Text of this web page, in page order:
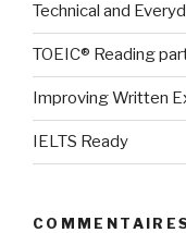
Technical and
TOEIC® Reading
Improving Written
IELTS Ready